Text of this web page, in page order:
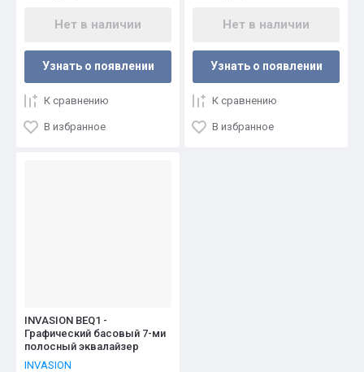
Нет в наличии
Узнать о появлении
К сравнению
В избранное
Нет в наличии
Узнать о появлении
К сравнению
В избранное
INVASION BEQ1 -
Графический басовый 7-ми
полосный эквалайзер
INVASION